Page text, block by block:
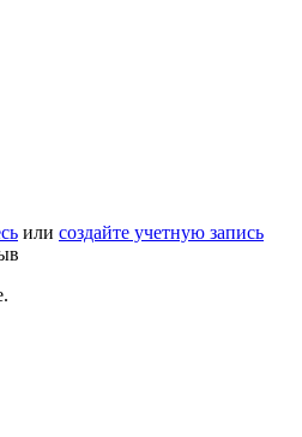
или создайте учетную запись